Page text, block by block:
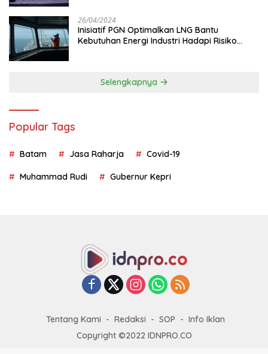
26/04/2024
Inisiatif PGN Optimalkan LNG Bantu
Kebutuhan Energi Industri Hadapi Risiko
Selengkapnya
Popular Tags
Batam Jasa Raharja Covid-19
Muhammad Rudi Gubernur Kepri
Tentang Kami Redaksi SOP
Info Iklan
Copyright ©2022 IDNPRO.CO